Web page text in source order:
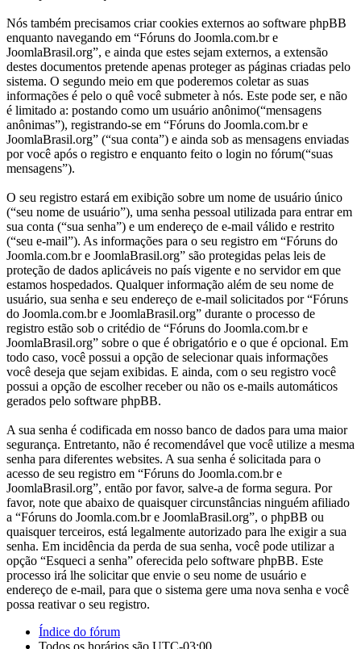
Nós também precisamos criar cookies externos ao software phpBB
enquanto navegando em “Fóruns do Joomla.com.br e
JoomlaBrasil.org”, e ainda que estes sejam externos, a extensão
destes documentos pretende apenas proteger as páginas criadas pelo
sistema. O segundo meio em que poderemos coletar as suas
informações é pelo o quê você submeter à nós. Este pode ser, e não
é limitado a: postando como um usuário anônimo(“mensagens
anônimas”), registrando-se em “Fóruns do Joomla.com.br e
JoomlaBrasil.org” (“sua conta”) e ainda sob as mensagens enviadas
por você após o registro e enquanto feito o login no fórum(“suas
mensagens”).
O seu registro estará em exibição sobre um nome de usuário único
(“seu nome de usuário”), uma senha pessoal utilizada para entrar em
sua conta (“sua senha”) e um endereço de e-mail válido e restrito
(“seu e-mail”). As informações para o seu registro em “Fóruns do
Joomla.com.br e JoomlaBrasil.org” são protegidas pelas leis de
proteção de dados aplicáveis no país vigente e no servidor em que
estamos hospedados. Qualquer informação além de seu nome de
usuário, sua senha e seu endereço de e-mail solicitados por “Fóruns
do Joomla.com.br e JoomlaBrasil.org” durante o processo de
registro estão sob o critédio de “Fóruns do Joomla.com.br e
JoomlaBrasil.org” sobre o que é obrigatório e o que é opcional. Em
todo caso, você possui a opção de selecionar quais informações
você deseja que sejam exibidas. E ainda, com o seu registro você
possui a opção de escolher receber ou não os e-mails automáticos
gerados pelo software phpBB.
A sua senha é codificada em nosso banco de dados para uma maior
segurança. Entretanto, não é recomendável que você utilize a mesma
senha para diferentes websites. A sua senha é solicitada para o
acesso de seu registro em “Fóruns do Joomla.com.br e
JoomlaBrasil.org”, então por favor, salve-a de forma segura. Por
favor, note que abaixo de quaisquer circunstâncias ninguém afiliado
a “Fóruns do Joomla.com.br e JoomlaBrasil.org”, o phpBB ou
quaisquer terceiros, está legalmente autorizado para lhe exigir a sua
senha. Em incidência da perda de sua senha, você pode utilizar a
opção “Esqueci a senha” oferecida pelo software phpBB. Este
processo irá lhe solicitar que envie o seu nome de usuário e
endereço de e-mail, para que o sistema gere uma nova senha e você
possa reativar o seu registro.
Índice do fórum